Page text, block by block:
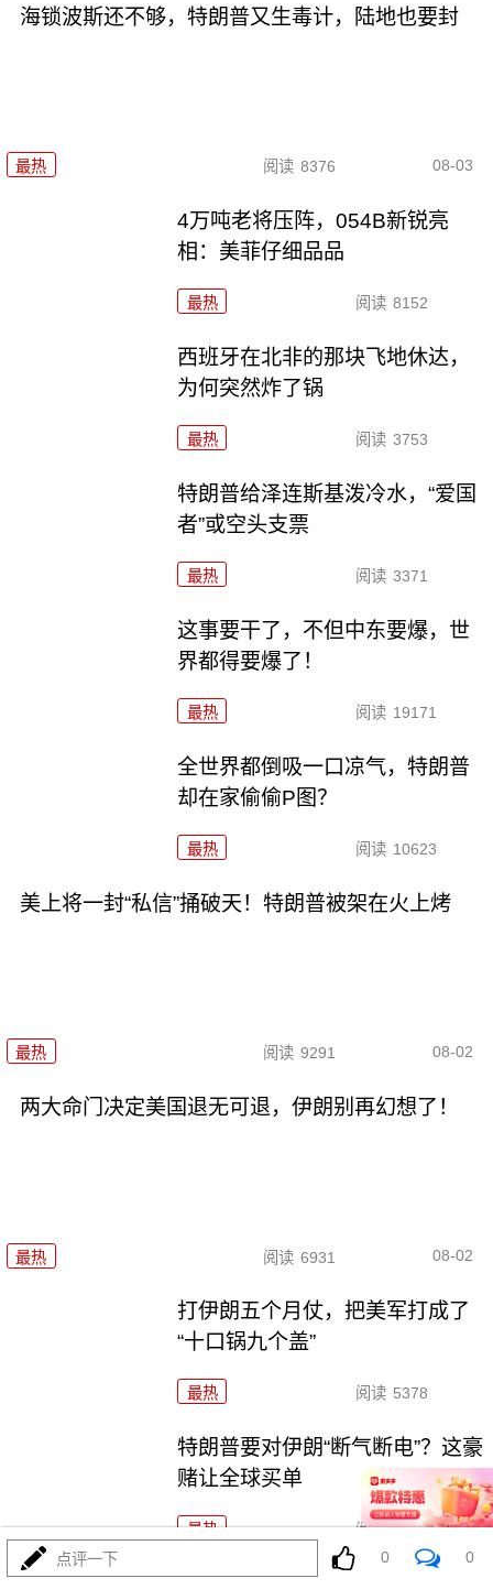
海锁波斯还不够，特朗普又生毒计，陆地也要封
最热 阅读 8376 08-03
4万吨老将压阵，054B新锐亮
相：美菲仔细品品
最热 阅读 8152
西班牙在北非的那块飞地休达，
为何突然炸了锅
最热 阅读 3753
特朗普给泽连斯基泼冷水，“爱国
者”或空头支票
最热 阅读 3371
这事要干了，不但中东要爆，世
界都得要爆了！
最热 阅读 19171
全世界都倒吸一口凉气，特朗普
却在家偷偷P图？
最热 阅读 10623
美上将一封“私信”捅破天！特朗普被架在火上烤
最热 阅读 9291 08-02
两大命门决定美国退无可退，伊朗别再幻想了！
最热 阅读 6931 08-02
打伊朗五个月仗，把美军打成了
“十口锅九个盖”
最热 阅读 5378
特朗普要对伊朗“断气断电”？这豪
赌让全球买单
最热 阅读 4538
五万人一夜破城，欧盟真怕了！
点评一下 0 0